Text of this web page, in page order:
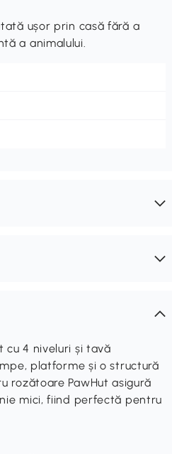
ușor prin casă fără a
a animalului.
cu 4 niveluri și tavă
platforme și o structură
rozătoare PawHut asigură
mici, fiind perfectă pentru